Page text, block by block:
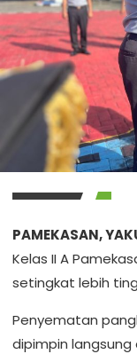
PAMEKASAN,
Kelas II A
setingkat lebih
Penyematan
dipimpin langsung